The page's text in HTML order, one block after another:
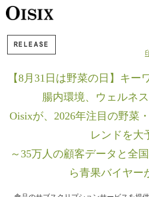
RELEASE
【8月31日は野菜の日】キー
腸内環境、ウェルネ
Oisixが、2026年注目の野菜
レンドを大
～35万人の顧客データと全
ら青果バイヤー